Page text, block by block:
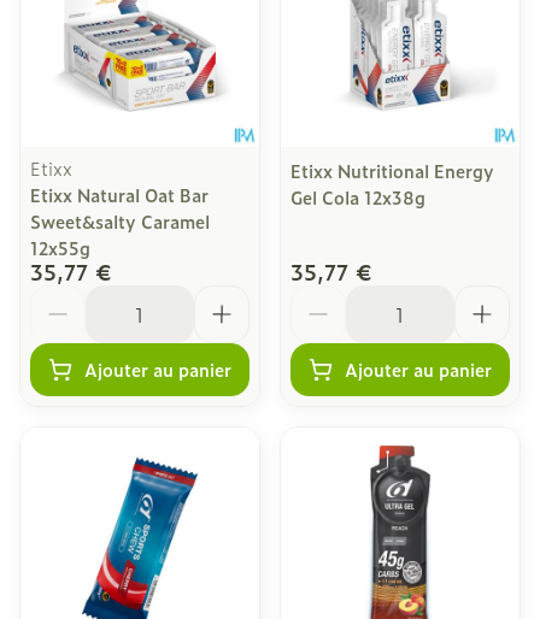
Etixx
Etixx Natural Oat Bar
Sweet&salty Caramel
12x55g
35,77 €
Ajouter au panier
Etixx Nutritional Energy
Gel Cola 12x38g
35,77 €
Ajouter au panier